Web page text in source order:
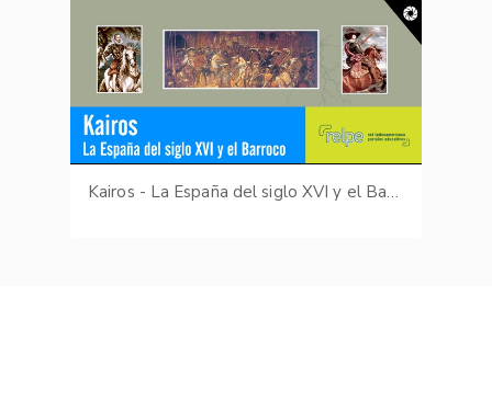
Kairos - La España del siglo XVI y el Barroco